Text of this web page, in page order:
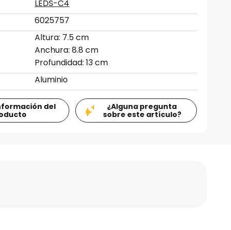
LEDS-C4
6025757
Altura: 7.5 cm
Anchura: 8.8 cm
Profundidad: 13 cm
Aluminio
del
¿Alguna pregunta
sobre este artículo?